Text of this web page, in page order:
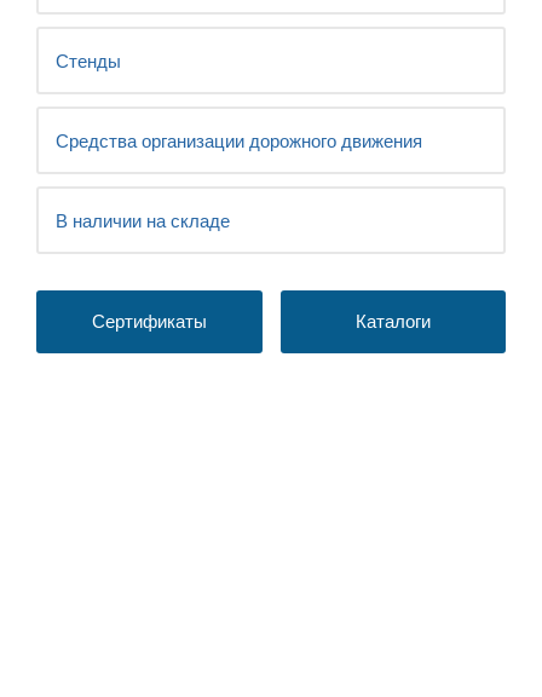
Стенды
Средства организации дорожного движения
В наличии на складе
Сертификаты Каталоги